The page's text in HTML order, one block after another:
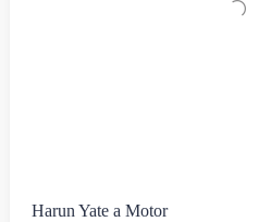
Harun Yate a Motor